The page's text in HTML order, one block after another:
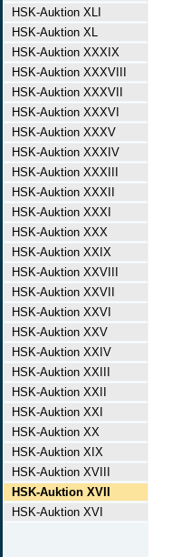
HSK-Auktion XLI
HSK-Auktion XL
HSK-Auktion XXXIX
HSK-Auktion XXXVIII
HSK-Auktion XXXVII
HSK-Auktion XXXVI
HSK-Auktion XXXV
HSK-Auktion XXXIV
HSK-Auktion XXXIII
HSK-Auktion XXXII
HSK-Auktion XXXI
HSK-Auktion XXX
HSK-Auktion XXIX
HSK-Auktion XXVIII
HSK-Auktion XXVII
HSK-Auktion XXVI
HSK-Auktion XXV
HSK-Auktion XXIV
HSK-Auktion XXIII
HSK-Auktion XXII
HSK-Auktion XXI
HSK-Auktion XX
HSK-Auktion XIX
HSK-Auktion XVIII
HSK-Auktion XVII
HSK-Auktion XVI